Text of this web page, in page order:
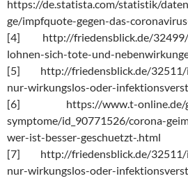
https://de.statista.com/statistik/
ge/impfquote-gegen-das-
[4] http://friedensblick.de/32499/
lohnen-sich-tote-und-
[5] http://friedensblick.de/32511/
nur-wirkungslos-oder-
[6] https://www.t-online.de/
symptome/id_90771526/corona-
wer-ist-besser-geschuetzt-.html
[7] http://friedensblick.de/32511/
nur-wirkungslos-oder-